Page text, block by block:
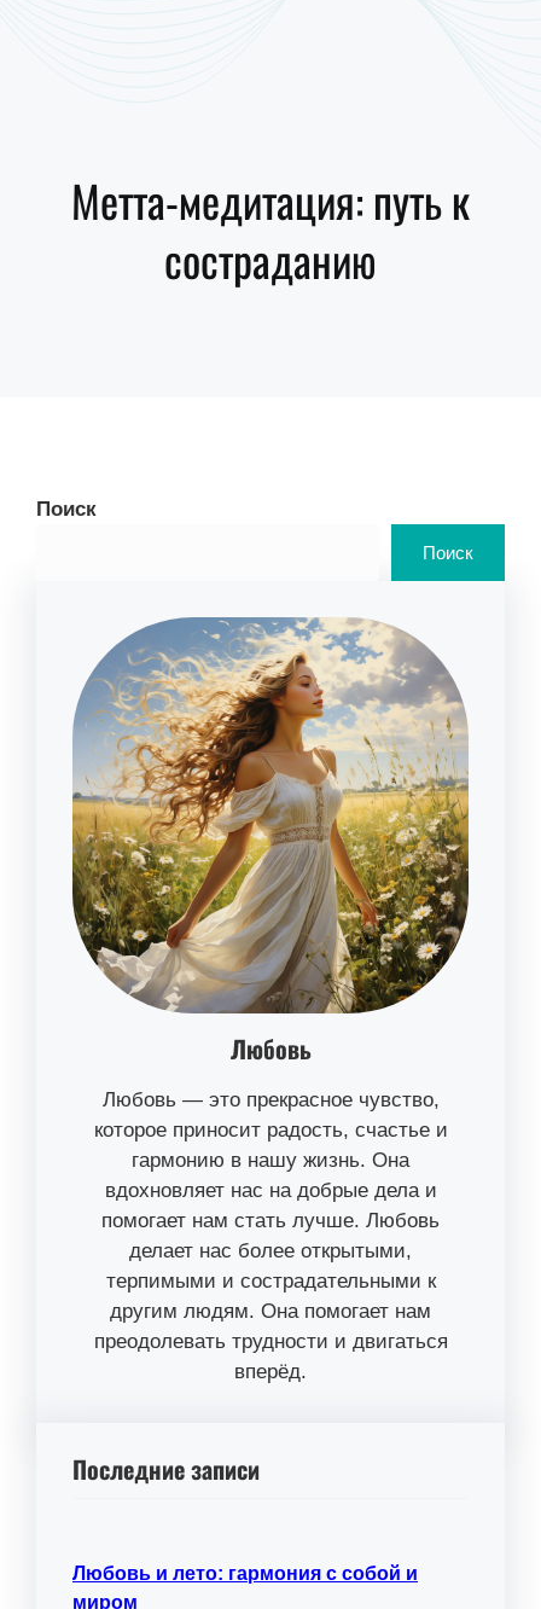
Метта-медитация: путь к
состраданию
Поиск
Поиск
Любовь
Любовь — это прекрасное чувство,
которое приносит радость, счастье и
гармонию в нашу жизнь. Она
вдохновляет нас на добрые дела и
помогает нам стать лучше. Любовь
делает нас более открытыми,
терпимыми и сострадательными к
другим людям. Она помогает нам
преодолевать трудности и двигаться
вперёд.
Последние записи
Любовь и лето: гармония с собой и
миром